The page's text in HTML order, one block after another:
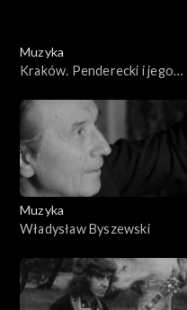
Muzyka
Kraków. Penderecki i jego
Muzyka
Władysław Byszewski